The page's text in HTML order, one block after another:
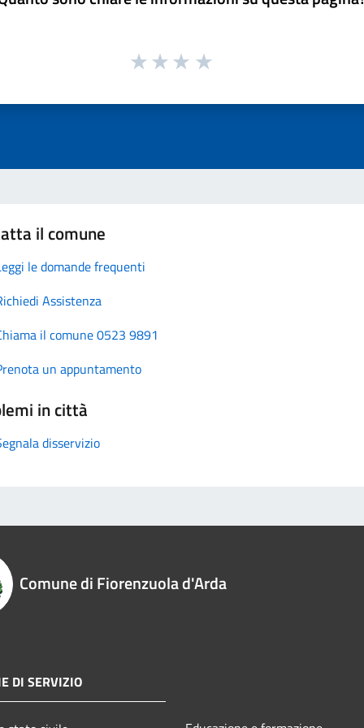
il comune
le domande frequenti
Assistenza
il comune 0523 9891
un appuntamento
in città
disservizio
Comune di Fiorenzuola d'Arda
DI SERVIZIO